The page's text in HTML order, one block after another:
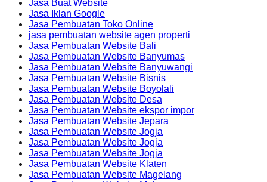
Jasa Buat Website
Jasa Iklan Google
Jasa Pembuatan Toko Online
jasa pembuatan website agen properti
Jasa Pembuatan Website Bali
Jasa Pembuatan Website Banyumas
Jasa Pembuatan Website Banyuwangi
Jasa Pembuatan Website Bisnis
Jasa Pembuatan Website Boyolali
Jasa Pembuatan Website Desa
Jasa Pembuatan Website ekspor impor
Jasa Pembuatan Website Jepara
Jasa Pembuatan Website Jogja
Jasa Pembuatan Website Jogja
Jasa Pembuatan Website Jogja
Jasa Pembuatan Website Klaten
Jasa Pembuatan Website Magelang